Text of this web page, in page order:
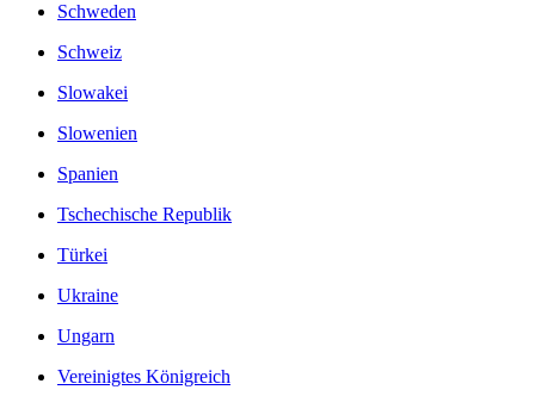
Schweden
Schweiz
Slowakei
Slowenien
Spanien
Tschechische Republik
Türkei
Ukraine
Ungarn
Vereinigtes Königreich